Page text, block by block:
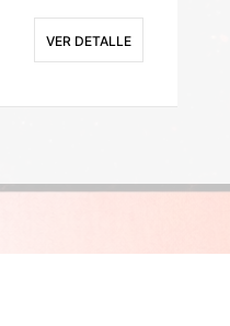
VER DETALLE